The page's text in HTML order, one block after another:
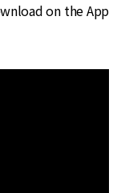
on the App